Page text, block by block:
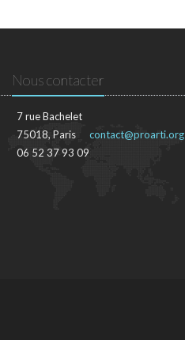
Nous contacter
7 rue Bachelet
75018, Paris
06 52 37 93 09
contact@proarti.org